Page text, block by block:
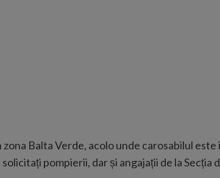
Balta Verde, acolo unde carosabilul
pompierii, dar și angajații de la Secția